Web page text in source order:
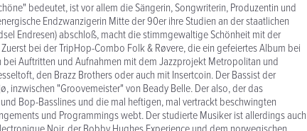
bedeutet, ist vor allem die Sängerin, Songwriterin, Produzentin und
Endzwanzigerin Mitte der 90er ihre Studien an der staatlichen
Endresen) abschloß, macht die stimmgewaltige Schönheit mit der
bei der TripHop-Combo Folk & Røvere, die ein gefeiertes Album bei
Auftritten und Aufnahmen mit dem Jazzprojekt Metropolitan und
den Brazz Brothers oder auch mit Insertcoin. Der Bassist der
inzwischen "Groovemeister" von Beady Belle. Der also, der das
Bop-Basslines und die mal heftigen, mal vertrackt beschwingten
und Programmings webt. Der studierte Musiker ist allerdings auch